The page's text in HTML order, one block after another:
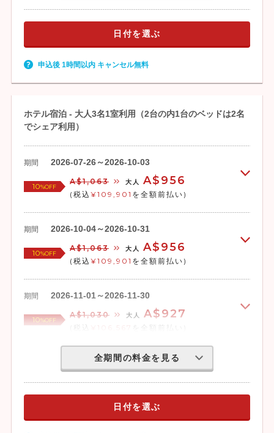
日付を選ぶ
申込後 1時間以内 キャンセル無料
ホテル宿泊 - 大人3名1室利用（2台の内1台のベッドは2名
でシェア利用）
期間 2026-07-26～2026-10-03
10%OFF
A$1,063 大人 A$956
(税込 ¥109,901 を全額前払い)
期間 2026-10-04～2026-10-31
10%OFF
A$1,063 大人 A$956
(税込 ¥109,901 を全額前払い)
期間 2026-11-01～2026-11-30
10%OFF
A$1,030 大人 A$927
(税込 ¥106,567 を全額前払い)
全期間の料金を見る
日付を選ぶ